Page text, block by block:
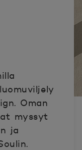
Oman
myssyt
ja